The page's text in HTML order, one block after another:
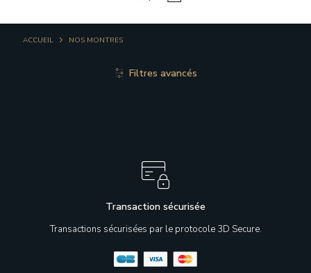
ACCUEIL NOS MONTRES
Filtres avancés
Transaction sécurisée
Transactions sécurisées par le protocole 3D Secure.